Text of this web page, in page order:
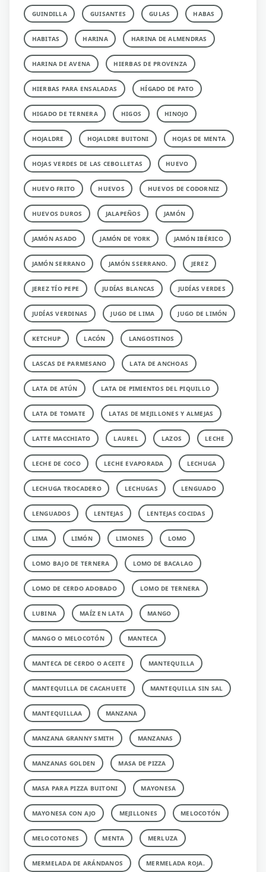
GUINDILLA GUISANTES GULAS HABAS
HABITAS HARINA HARINA DE ALMENDRAS
HARINA DE AVENA HIERBAS DE PROVENZA
HIERBAS PARA ENSALADAS HÍGADO DE PATO
HIGADO DE TERNERA HIGOS HINOJO
HOJALDRE HOJALDRE BUITONI HOJAS DE MENTA
HOJAS VERDES DE LAS CEBOLLETAS HUEVO
HUEVO FRITO HUEVOS HUEVOS DE CODORNIZ
HUEVOS DUROS JALAPEÑOS JAMÓN
JAMÓN ASADO JAMÓN DE YORK JAMÓN IBÉRICO
JAMÓN SERRANO JAMÓN SSERRANO. JEREZ
JEREZ TÍO PEPE JUDÍAS BLANCAS JUDÍAS VERDES
JUDÍAS VERDINAS JUGO DE LIMA JUGO DE LIMÓN
KETCHUP LACÓN LANGOSTINOS
LASCAS DE PARMESANO LATA DE ANCHOAS
LATA DE ATÚN LATA DE PIMIENTOS DEL PIQUILLO
LATA DE TOMATE LATAS DE MEJILLONES Y ALMEJAS
LATTE MACCHIATO LAUREL LAZOS LECHE
LECHE DE COCO LECHE EVAPORADA LECHUGA
LECHUGA TROCADERO LECHUGAS LENGUADO
LENGUADOS LENTEJAS LENTEJAS COCIDAS
LIMA LIMÓN LIMONES LOMO
LOMO BAJO DE TERNERA LOMO DE BACALAO
LOMO DE CERDO ADOBADO LOMO DE TERNERA
LUBINA MAÍZ EN LATA MANGO
MANGO O MELOCOTÓN MANTECA
MANTECA DE CERDO O ACEITE MANTEQUILLA
MANTEQUILLA DE CACAHUETE MANTEQUILLA SIN SAL
MANTEQUILLAA MANZANA
MANZANA GRANNY SMITH MANZANAS
MANZANAS GOLDEN MASA DE PIZZA
MASA PARA PIZZA BUITONI MAYONESA
MAYONESA CON AJO MEJILLONES MELOCOTÓN
MELOCOTONES MENTA MERLUZA
MERMELADA DE ARÁNDANOS MERMELADA ROJA.